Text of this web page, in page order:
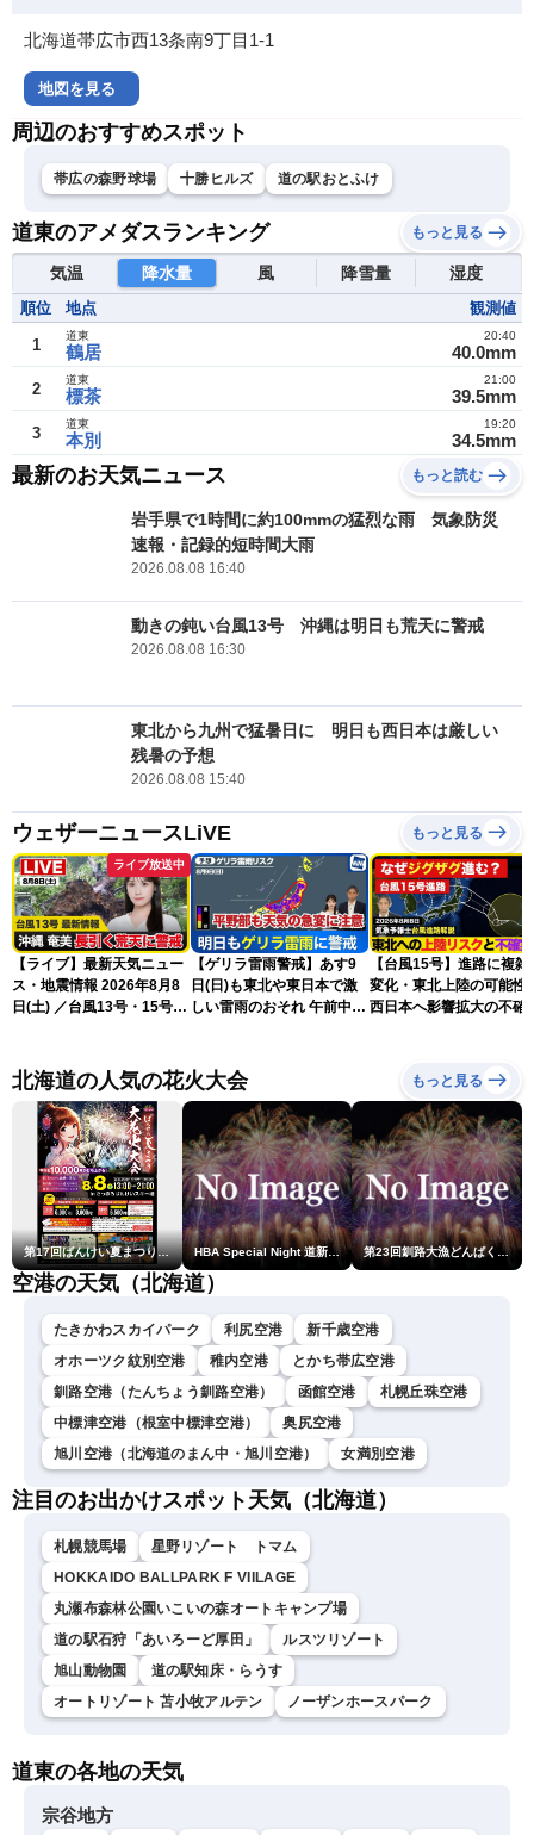
北海道帯広市西13条南9丁目1-1
地図を見る
周辺のおすすめスポット
帯広の森野球場 十勝ヒルズ 道の駅おとふけ
道東のアメダスランキング もっと見る
気温 降水量 風 降雪量 湿度
順位 地点 観測値
1 鶴居
道東
40.0mm
20:40
2 標茶
道東
39.5mm
21:00
3 本別
道東
34.5mm
19:20
最新のお天気ニュース もっと読む
岩手県で1時間に約100mmの猛烈な雨 気象防災
速報・記録的短時間大雨
2026.08.08 16:40
動きの鈍い台風13号 沖縄は明日も荒天に警戒
2026.08.08 16:30
東北から九州で猛暑日に 明日も西日本は厳しい
残暑の予想
2026.08.08 15:40
ウェザーニュースLiVE もっと見る
ライブ放送中
【ライブ】最新天気ニュー
ス・地震情報 2026年8月8
日(土) ／台風13号・15号
ーニュースLiVEムーン・戸
北美月／芳野達郎〉
【ゲリラ雷雨警戒】あす9
日(日)も東北や東日本で激
しい雷雨のおそれ 午前中か
【台風15号】進路に複雑
変化・東北上陸の可能性
西日本へ影響拡大の不確
北海道の人気の花火大会 もっと見る
第17回ばんけい夏まつり大花火大会 HBA Special Night 道新・秋華火（はなび） 第23回釧路大漁どんぱく花火大会 ～道新・光と音のファンタジー～
空港の天気（北海道）
たきかわスカイパーク 利尻空港
新千歳空港
オホーツク紋別空港
稚内空港
とかち帯広空港
釧路空港（たんちょう釧路空港）
函館空港
札幌丘珠空港
中標津空港（根室中標津空港）
奥尻空港
旭川空港（北海道のまん中・旭川空港）
女満別空港
注目のお出かけスポット天気（北海道）
札幌競馬場
星野リゾート トマム
HOKKAIDO BALLPARK F VIILAGE
丸瀬布森林公園いこいの森オートキャンプ場
道の駅石狩「あいろーど厚田」
ルスツリゾート
旭山動物園
道の駅知床・らうす
オートリゾート 苫小牧アルテン
ノーザンホースパーク
道東の各地の天気
宗谷地方